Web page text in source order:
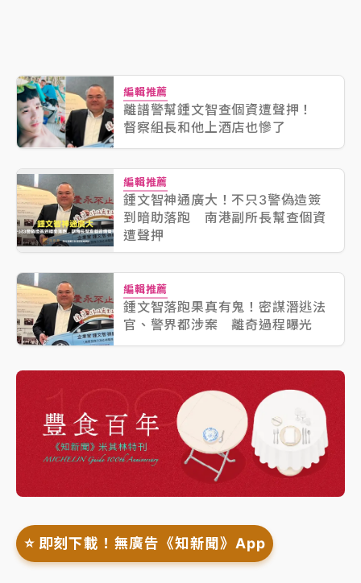
編輯推薦
離譜警幫鍾文智查個資遭聲押！
督察組長和他上酒店也慘了
編輯推薦
鍾文智神通廣大！不只3警偽造簽
到暗助落跑 南港副所長幫查個資
遭聲押
編輯推薦
鍾文智落跑果真有鬼！密謀潛逃法
官、警界都涉案 離奇過程曝光
⭐️ 即刻下載！無廣告《知新聞》App